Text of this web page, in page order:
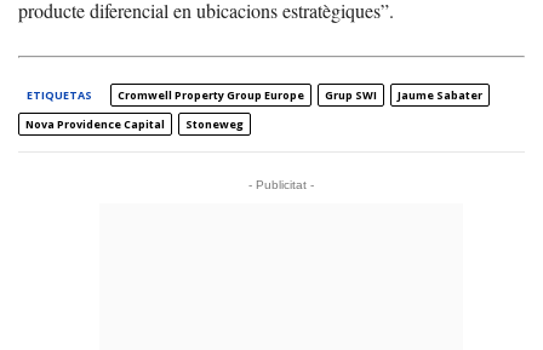
producte diferencial en ubicacions estratègiques”.
ETIQUETAS Cromwell Property Group Europe Grup SWI
Jaume Sabater
Nova Providence Capital
Stoneweg
- Publicitat -